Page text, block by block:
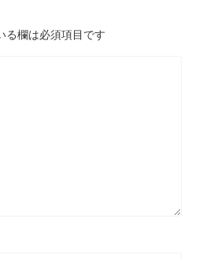
る欄は必須項目です